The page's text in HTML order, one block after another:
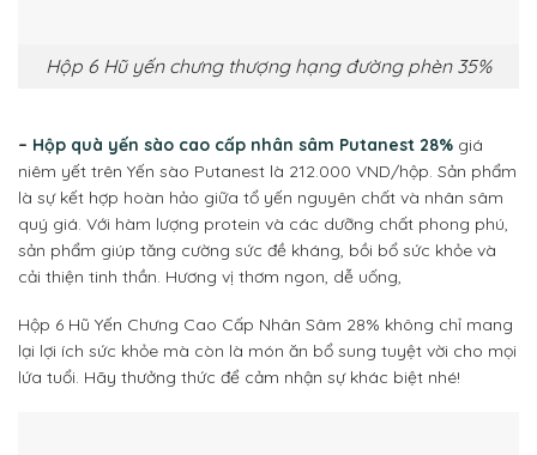
Hộp 6 Hũ yến chưng thượng hạng đường phèn 35%
– Hộp quà yến sào cao cấp nhân sâm Putanest 28% giá
niêm yết trên Yến sào Putanest là 212.000 VND/hộp. Sản phẩm
là sự kết hợp hoàn hảo giữa tổ yến nguyên chất và nhân sâm
quý giá. Với hàm lượng protein và các dưỡng chất phong phú,
sản phẩm giúp tăng cường sức đề kháng, bồi bổ sức khỏe và
cải thiện tinh thần. Hương vị thơm ngon, dễ uống,
Hộp 6 Hũ Yến Chưng Cao Cấp Nhân Sâm 28% không chỉ mang
lại lợi ích sức khỏe mà còn là món ăn bổ sung tuyệt vời cho mọi
lứa tuổi. Hãy thưởng thức để cảm nhận sự khác biệt nhé!